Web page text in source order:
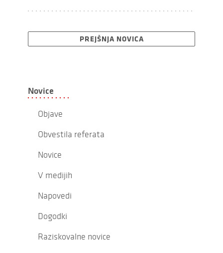
PREJŠNJA NOVICA
Novice
Objave
Obvestila referata
Novice
V medijih
Napovedi
Dogodki
Raziskovalne novice